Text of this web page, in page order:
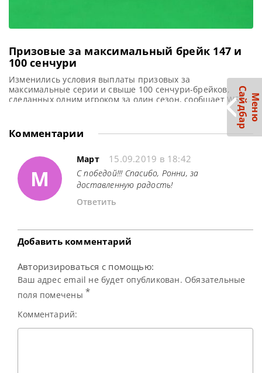
Призовые за максимальный брейк 147 и
100 сенчури
Изменились условия выплаты призовых за
максимальные серии и свыше 100 сенчури-брейков,
сделанных одним игроком за один сезон, сообщает WST В
текущем сезоне отменяются специальные бонусы за два
корона» и за достижение 100 сенчури-брейков за одну
кампанию. Изначально эти призовые были введены как
благодаря
Комментарии
М
Март 15.09.2019 в 18:42
С победой!!! Спасибо, Ронни, за
доставленную радость!
Ответить
Добавить комментарий
Авторизироваться с помощью:
Ваш адрес email не будет опубликован. Обязательные
поля помечены *
Комментарий:
М
е
н
ю
Са
й
д
б
а
р